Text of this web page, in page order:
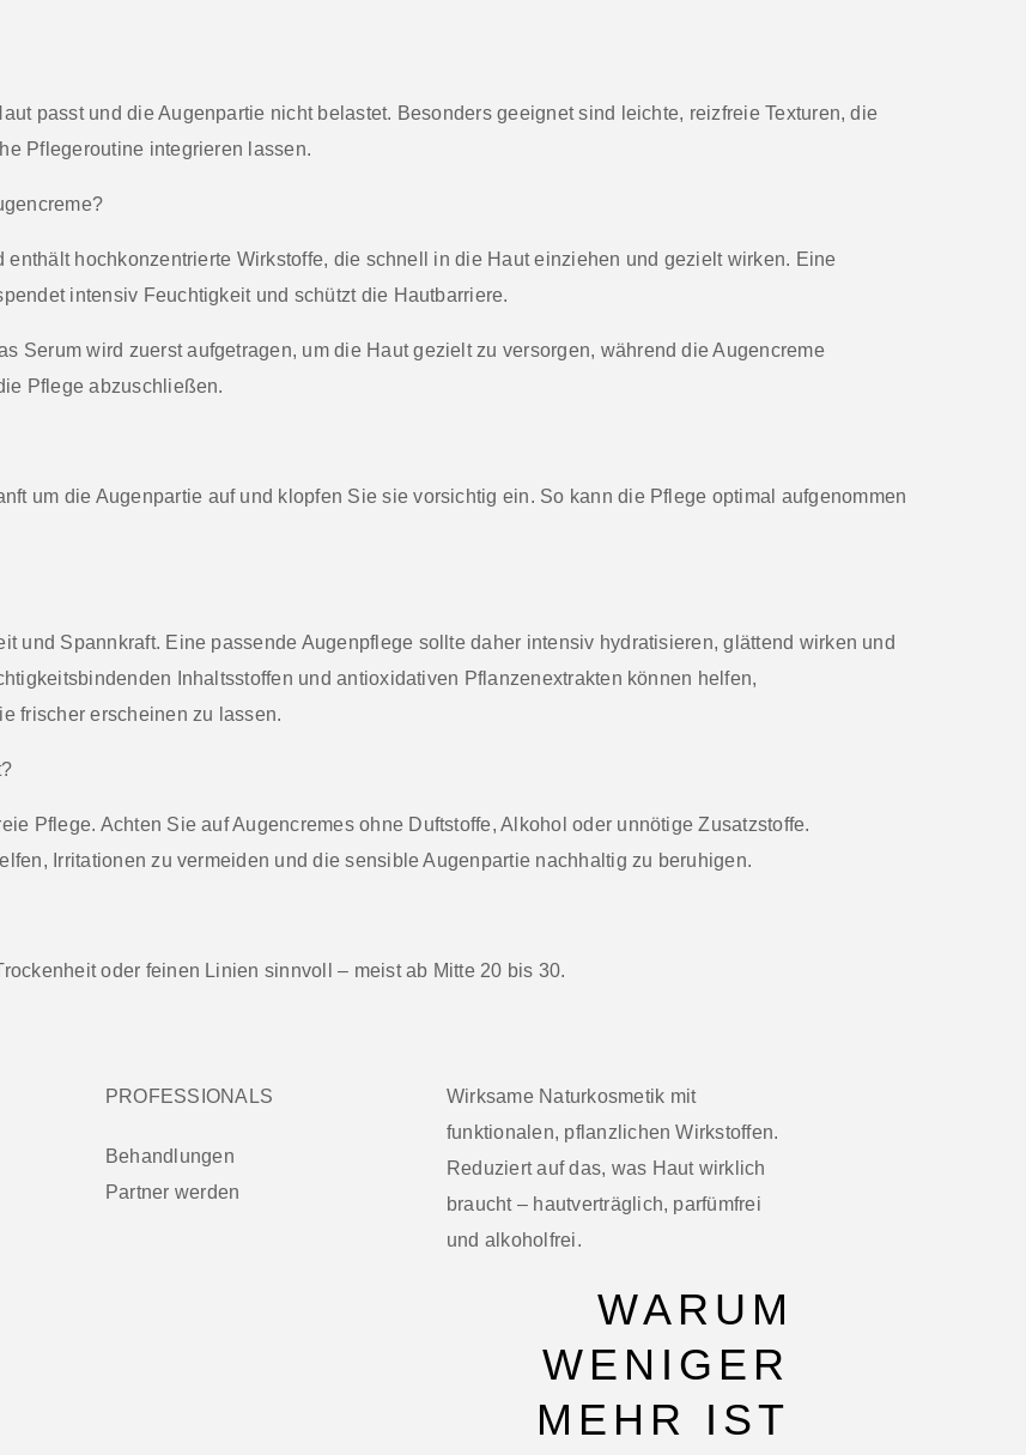
passt und die Augenpartie nicht belastet. Besonders geeignet sind leichte, reizfreie Texturen, die
Pflegeroutine integrieren lassen.
enthält hochkonzentrierte Wirkstoffe, die schnell in die Haut einziehen und gezielt wirken. Eine
intensiv Feuchtigkeit und schützt die Hautbarriere.
Serum wird zuerst aufgetragen, um die Haut gezielt zu versorgen, während die Augencreme
Pflege abzuschließen.
um die Augenpartie auf und klopfen Sie sie vorsichtig ein. So kann die Pflege optimal aufgenommen
und Spannkraft. Eine passende Augenpflege sollte daher intensiv hydratisieren, glättend wirken und
Inhaltsstoffen und antioxidativen Pflanzenextrakten können helfen,
frischer erscheinen zu lassen.
Pflege. Achten Sie auf Augencremes ohne Duftstoffe, Alkohol oder unnötige Zusatzstoffe.
Irritationen zu vermeiden und die sensible Augenpartie nachhaltig zu beruhigen.
oder feinen Linien sinnvoll – meist ab Mitte 20 bis 30.
PROFESSIONALS
Behandlungen
Partner werden
Wirksame Naturkosmetik mit
funktionalen, pflanzlichen Wirkstoffen.
Reduziert auf das, was Haut wirklich
braucht – hautverträglich, parfümfrei
und alkoholfrei.
WARUM
WENIGER
MEHR IST